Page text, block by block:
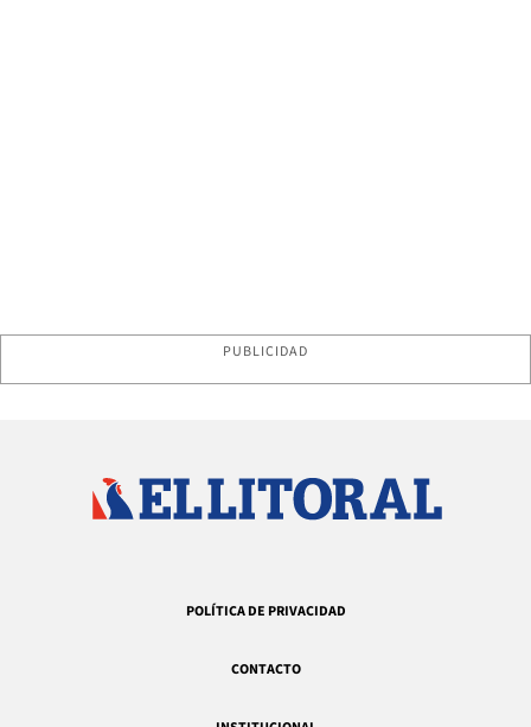
PUBLICIDAD
POLÍTICA DE PRIVACIDAD
CONTACTO